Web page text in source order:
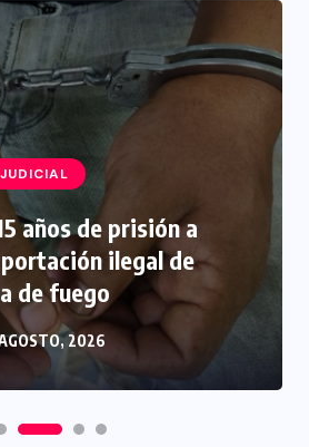
JUDICIAL
años de prisión a
ilegal de
de fuego
2026